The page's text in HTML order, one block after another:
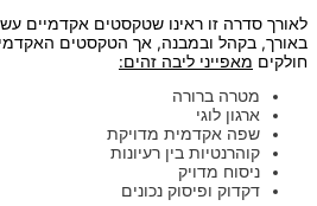
לאורך סדרה זו ראינו שטקסטים אקדמיים
באורך, בקהל ובמבנה, אך הטקסטים
חולקיםמאפייני ליבה זהים:
מטרה ברורה
ארגון לוגי
שפה אקדמית מדויקת
קוהרנטיות בין רעיונות
ניסוח מדויק
דקדוק ופיסוק נכונים